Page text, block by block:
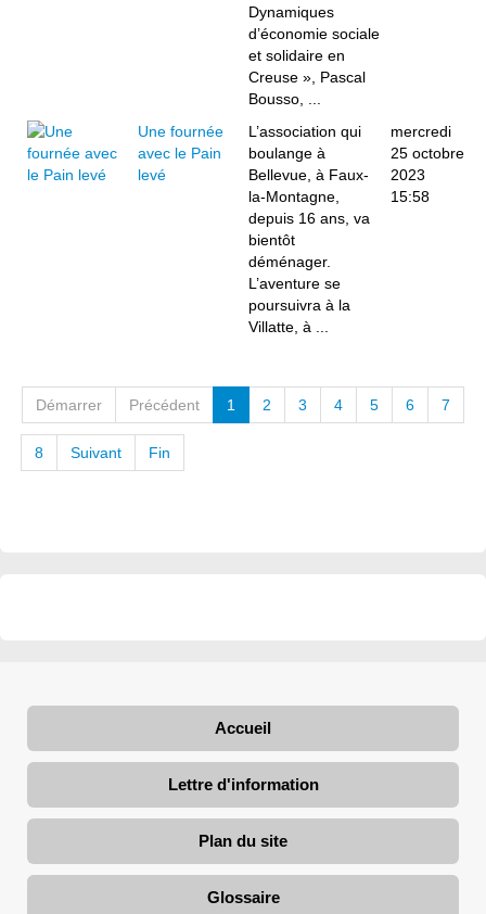
Dynamiques
d’économie sociale
et solidaire en
Creuse », Pascal
Bousso, ...
Une fournée
avec le Pain
levé
L’association qui
boulange à
Bellevue, à Faux-
la-Montagne,
depuis 16 ans, va
bientôt
déménager.
L’aventure se
poursuivra à la
Villatte, à ...
mercredi
25 octobre
2023
15:58
Démarrer Précédent 1 2 3 4 5 6 7
8 Suivant Fin
Accueil
Lettre d'information
Plan du site
Glossaire